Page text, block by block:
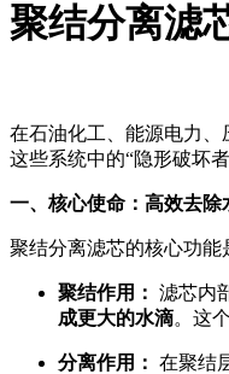
聚结分离滤
在石油化工、能源电力
这些系统中的“隐形破坏
一、核心使命：高效去除
聚结分离滤芯的核心功能
聚结作用： 滤芯内
成更大的水滴。这
分离作用： 在聚结